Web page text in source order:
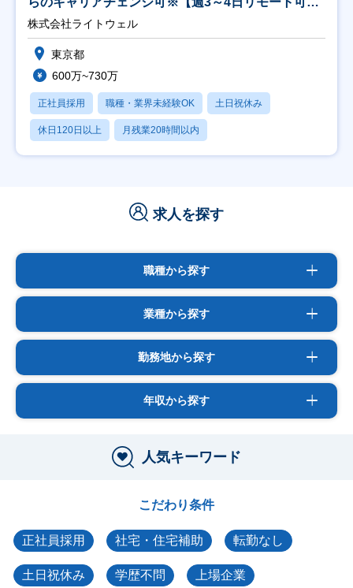
能】
株式会社ライトウェル
東京都
600万~730万
正社員採用 職種・業界未経験OK 土日祝休み
休日120日以上 月残業20時間以内
求人を探す
職種から探す
業種から探す
勤務地から探す
年収から探す
人気キーワード
こだわり条件
正社員採用 社宅・住宅補助 転勤なし
土日祝休み 学歴不問 上場企業